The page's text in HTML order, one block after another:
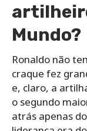
Mundo?
Ronaldo não
craque fez
e, claro, a
o segundo
atrás apenas